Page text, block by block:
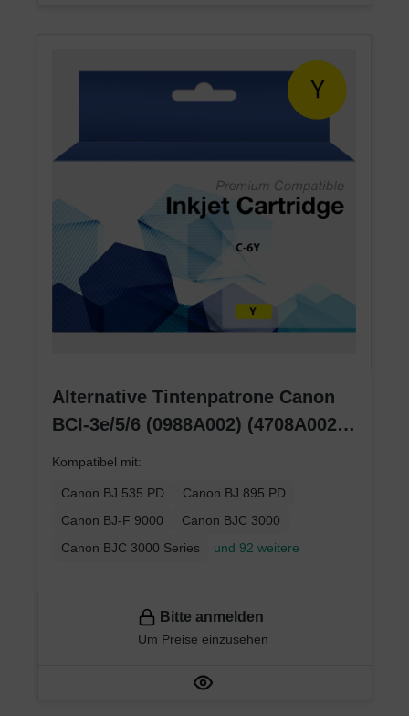
Alternative Tintenpatrone Canon
BCI-3e/5/6 (0988A002) (4708A002)
Kompatibel mit:
Canon BJ 535 PD
Canon BJ 895 PD
Canon BJ-F 9000
Canon BJC 3000
Canon BJC 3000 Series
und 92 weitere
Bitte anmelden
Um Preise einzusehen